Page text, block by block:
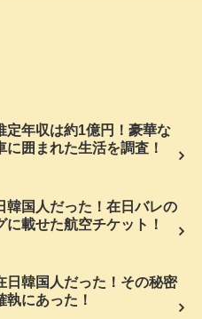
定年収は約1億円！豪華な
に囲まれた生活を調査！
韓国人だった！在日バレの
に載せた航空チケット！
日韓国人だった！その秘密
執にあった！